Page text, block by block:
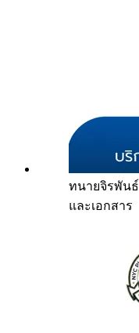
ทนายจิรพันธ์
และเอกสาร